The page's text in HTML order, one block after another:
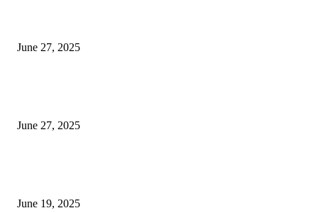
June 27, 2025
June 27, 2025
June 19, 2025